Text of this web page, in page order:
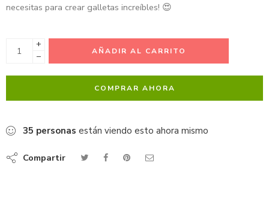
necesitas para crear galletas increíbles! 😍
+
−
AÑADIR AL CARRITO
COMPRAR AHORA
35 personas están viendo esto ahora mismo
Compartir